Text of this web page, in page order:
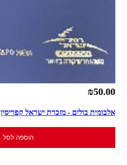
₪50.00
אלבומית בולים - מזכרת ישראל קפריסין
הוספה לסל